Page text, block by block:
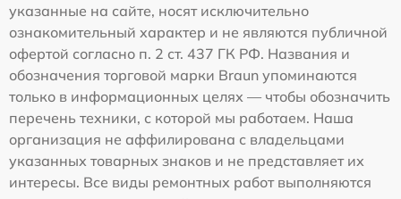
указанные на сайте, носят исключительно
ознакомительный характер и не являются публичной
офертой согласно п. 2 ст. 437 ГК РФ. Названия и
обозначения торговой марки Braun упоминаются
только в информационных целях — чтобы обозначить
перечень техники, с которой мы работаем. Наша
организация не аффилирована с владельцами
указанных товарных знаков и не представляет их
интересы. Все виды ремонтных работ выполняются